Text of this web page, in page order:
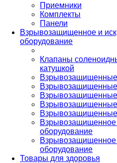
Приемники
Комплекты
Панели
Взрывозащищенное и
оборудование
Клапаны
катушкой
Взрывозащищенные
Взрывозащищенные
Взрывозащищенные
Взрывозащищенные
Взрывозащищенное
оборудование
Взрывозащищенное
оборудование
Товары для здоровья